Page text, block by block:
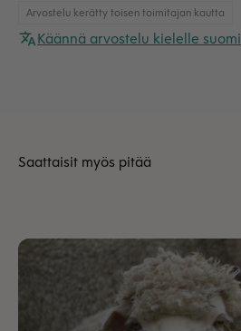
Arvostelu kerätty toisen toimitajan kautta
Käännä arvostelu kielelle suomi